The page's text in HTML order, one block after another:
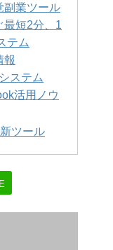
副業ツール
最短2分、1
テム
報
ステム
活用ノウ
ツール